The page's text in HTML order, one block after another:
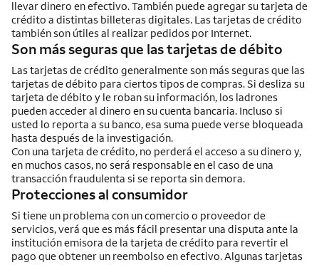
llevar dinero en efectivo. También puede agregar su tarjeta de
crédito a distintas billeteras digitales. Las tarjetas de crédito
también son útiles al realizar pedidos por Internet.
Son más seguras que las tarjetas de débito
Las tarjetas de crédito generalmente son más seguras que las
tarjetas de débito para ciertos tipos de compras. Si desliza su
tarjeta de débito y le roban su información, los ladrones
pueden acceder al dinero en su cuenta bancaria. Incluso si
usted lo reporta a su banco, esa suma puede verse bloqueada
hasta después de la investigación.
Con una tarjeta de crédito, no perderá el acceso a su dinero y,
en muchos casos, no será responsable en el caso de una
transacción fraudulenta si se reporta sin demora.
Protecciones al consumidor
Si tiene un problema con un comercio o proveedor de
servicios, verá que es más fácil presentar una disputa ante la
institución emisora de la tarjeta de crédito para revertir el
pago que obtener un reembolso en efectivo. Algunas tarjetas